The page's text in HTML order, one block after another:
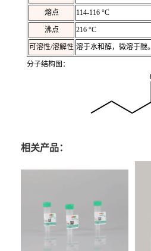
熔点 114-116 °C
沸点 216 °C
可溶性/溶解性 溶于水和醇，微溶于醚。
分子结构图：
相关产品：